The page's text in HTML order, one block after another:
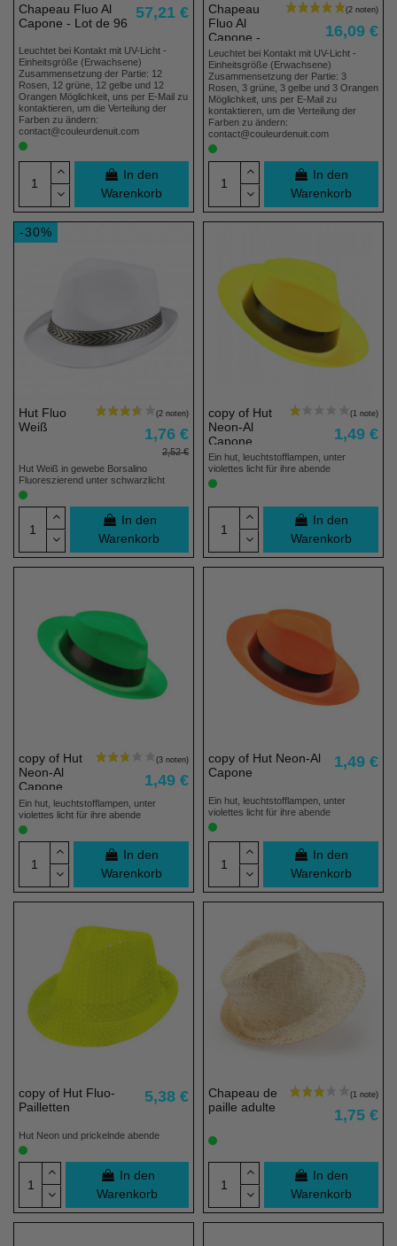
(115 noten)
Chapeau Fluo Al
Capone - Lot de 96
57,21 €
Leuchtet bei Kontakt mit UV-Licht -
Einheitsgröße (Erwachsene)
Zusammensetzung der Partie: 12
Rosen, 12 grüne, 12 gelbe und 12
Orangen Möglichkeit, uns per E-Mail zu
kontaktieren, um die Verteilung der
Farben zu ändern:
contact@couleurdenuit.com
In den
Warenkorb
Chapeau
Fluo Al
Capone -
Lot de 96
16,09 €
Leuchtet bei Kontakt mit UV-Licht -
Einheitsgröße (Erwachsene)
Zusammensetzung der Partie: 3
Rosen, 3 grüne, 3 gelbe und 3 Orangen
Möglichkeit, uns per E-Mail zu
kontaktieren, um die Verteilung der
Farben zu ändern:
contact@couleurdenuit.com
In den
Warenkorb
-30%
Hut Fluo
Weiß
1,76 €
2,52 €
Hut Weiß in gewebe Borsalino
Fluoreszierend unter schwarzlicht
In den
Warenkorb
copy of Hut
Neon-Al
Capone
1,49 €
Ein hut, leuchtstofflampen, unter
violettes licht für ihre abende
In den
Warenkorb
copy of Hut
Neon-Al
Capone
1,49 €
Ein hut, leuchtstofflampen, unter
violettes licht für ihre abende
In den
Warenkorb
copy of Hut Neon-Al
Capone
1,49 €
Ein hut, leuchtstofflampen, unter
violettes licht für ihre abende
In den
Warenkorb
copy of Hut Fluo-
Pailletten
5,38 €
Hut Neon und prickelnde abende
In den
Warenkorb
Chapeau de
paille adulte
1,75 €
In den
Warenkorb